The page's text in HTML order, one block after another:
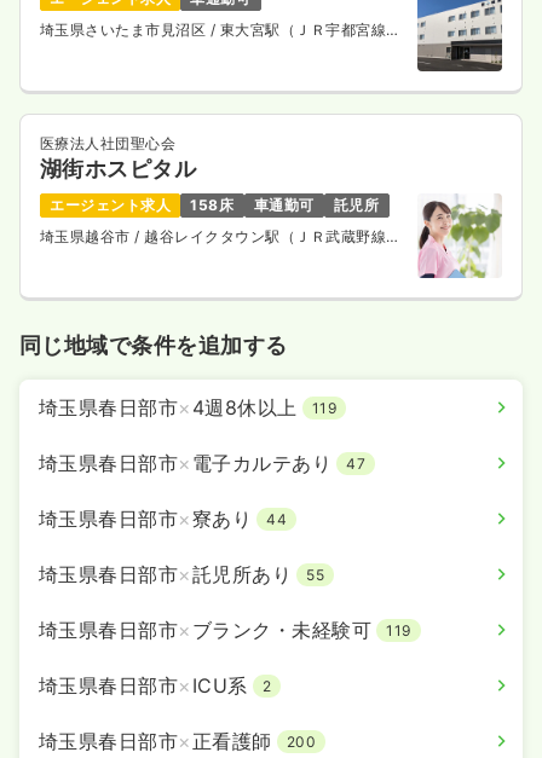
4週8休以上 ブランク可 月給30万円以上可
詳細を見る
その他正看護師
日勤のみ（常勤） 一時募集休止
※経験5年の例
オンコールあり
月給25万円以上可
埼玉県さいたま市見沼区 / 東大宮駅（ＪＲ宇都宮線・
医療法人社団聖心会
湖街ホスピタル
エージェント求人 158床 車通勤可
託児所
埼玉県越谷市/ 越谷レイクタウン駅（ＪＲ武蔵野線）
同じ地域で条件を追加する
埼玉県春日部市× 4週8休以上 119
埼玉県春日部市× 電子カルテあり 47
埼玉県春日部市×寮あり 44
埼玉県春日部市×託児所あり 55
埼玉県春日部市× ブランク・未経験可 119
埼玉県春日部市× ICU系 2
埼玉県春日部市× 正看護師 200